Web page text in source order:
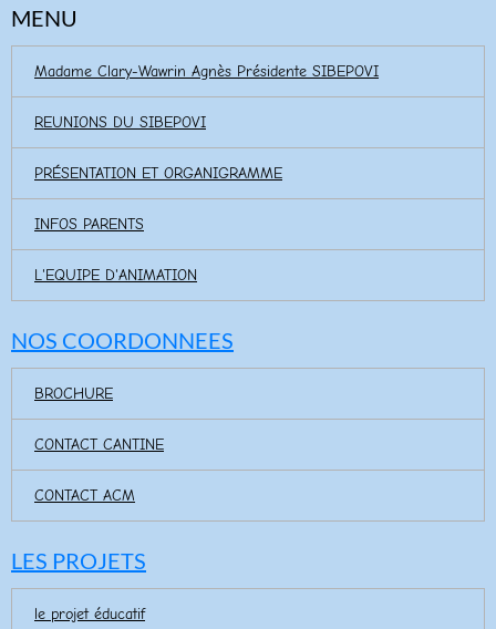
MENU
Madame Clary-Wawrin Agnès Présidente SIBEPOVI
REUNIONS DU SIBEPOVI
PRÉSENTATION ET ORGANIGRAMME
INFOS PARENTS
L'EQUIPE D'ANIMATION
NOS COORDONNEES
BROCHURE
CONTACT CANTINE
CONTACT ACM
LES PROJETS
le projet éducatif